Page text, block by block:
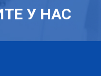
У НАС